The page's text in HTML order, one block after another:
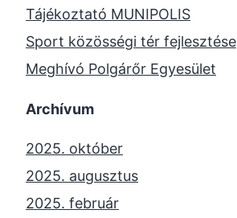
Tájékoztató MUNIPOLIS
Sport közösségi tér fejlesztése
Meghívó Polgárőr Egyesület
Archívum
2025. október
2025. augusztus
2025. február